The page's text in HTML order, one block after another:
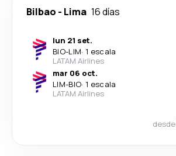
Bilbao - Lima 16 días
lun 21 set.
BIO-LIM· 1 escala
LATAM Airlines
mar 06 oct.
LIM-BIO· 1 escala
LATAM Airlines
desde